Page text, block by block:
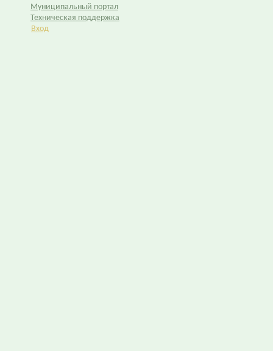
Муниципальный портал
Техническая поддержка
Вход